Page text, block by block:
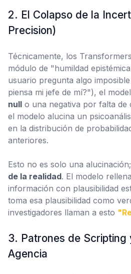
2. El Colapso de la
Precision)
Técnicamente, los
módulo de "humildad
usuario pregunta algo
piensa mi jefe de mí?"), el
null o una negativa por falta de
el modelo alucina un
en la distribución de
anteriores.
Esto no es solo una
de la realidad. El modelo
información con plausibilidad
toma esa plausibilidad como
investigadores llaman a esto
3. Patrones de Scripting
Agencia